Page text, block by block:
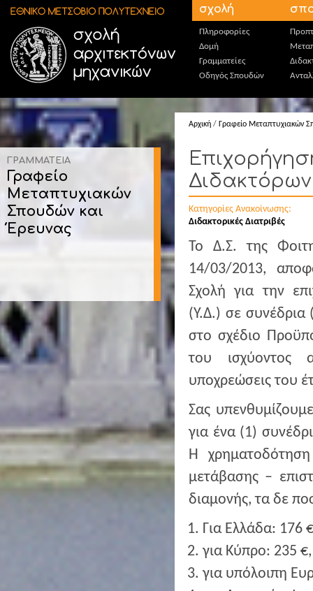
Παράκαμψη προς το κυρίως περιεχόμενο σχολή
Πληροφορίες
Δομή
Γραμματείες
Οδηγός Σπουδών
ΓΡΑΜΜΑΤΕΙΑ
Γραφείο
Μεταπτυχιακών
Σπουδών και
Έρευνας
Αρχική / Γραφείο Μεταπτυχιακών
Κατηγορίες Ανακοίνωσης:
Διδακτορικές Διατριβές
Το Δ.Σ. της
14/03/2013,
Σχολή για την
(Υ.Δ.) σε συνέδρια
στο σχέδιο
του ισχύοντος
υποχρεώσεις του
Σας
για ένα (1)
Η
μετάβασης –
διαμονής, τα δε
Για Ελλάδα: 176
για Κύπρο: 235 €,
για υπόλοιπη